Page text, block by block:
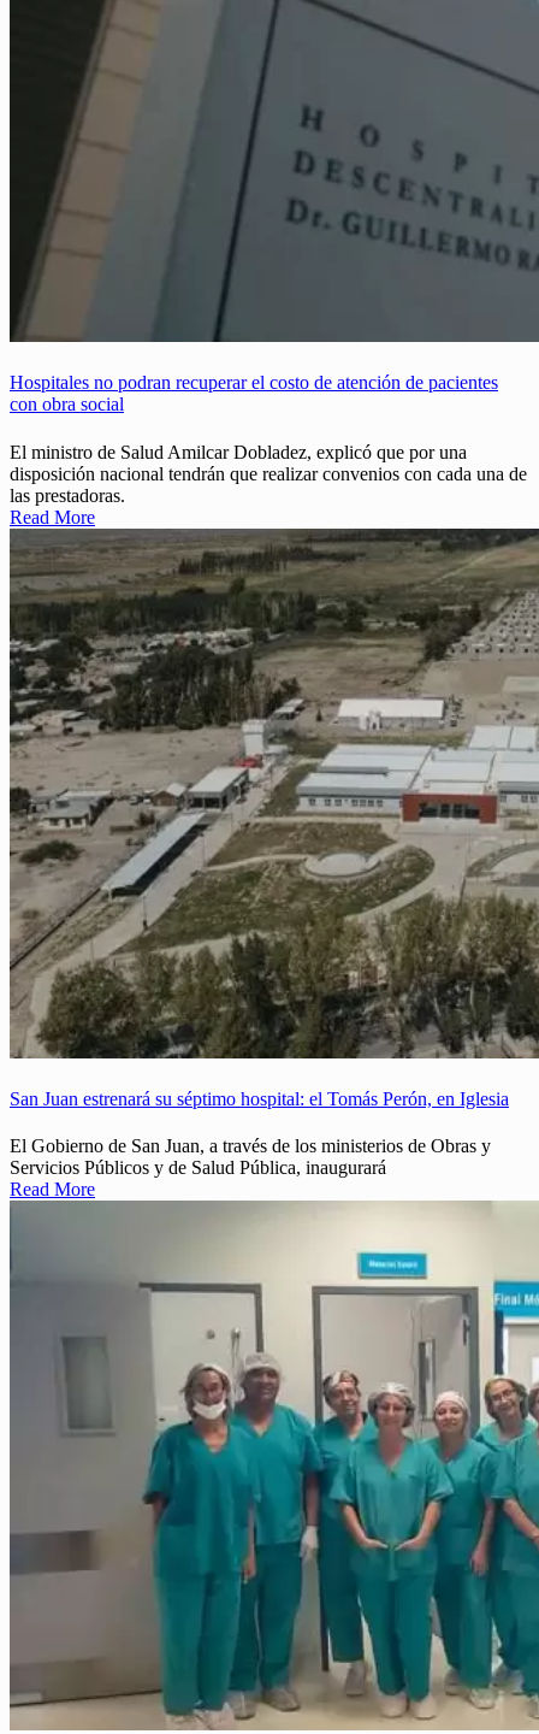
Hospitales no podran recuperar el costo de atención de pacientes
con obra social
El ministro de Salud Amilcar Dobladez, explicó que por una
disposición nacional tendrán que realizar convenios con cada una de
las prestadoras.
Read More
San Juan estrenará su séptimo hospital: el Tomás Perón, en Iglesia
El Gobierno de San Juan, a través de los ministerios de Obras y
Servicios Públicos y de Salud Pública, inaugurará
Read More